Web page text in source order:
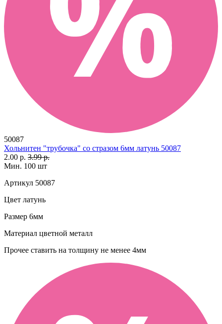
50087
Хольнитен "трубочка" со стразом 6мм латунь 50087
2.00 р. 3.99 р.
Мин. 100 шт
Артикул 50087
Цвет латунь
Размер 6мм
Материал цветной металл
Прочее ставить на толщину не менее 4мм